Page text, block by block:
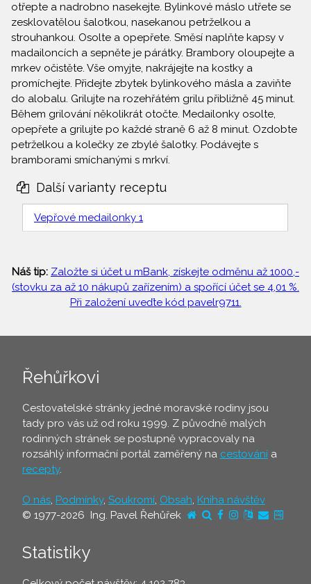
otřepte a nadrobno nasekejte. Bylinkové máslo utřete se
zesklovatělou šalotkou, nasekanou petrželkou a
strouhankou. Osolte a opepřete. Směsí naplňte kapsy v
madailoncích a sepněte je párátky. Brambory oloupejte a
mrkev očistěte. Vše omyjte, nakrájejte na kostky a
promíchejte. Přidejte zbytek bylinkového másla a zaviňte
do alobalu. Grilujte na rozehřátém grilu přibližně 45 minut.
Během grilování několikrát otočte. Medailonky osolte,
opepřete a grilujte po každé straně 6 až 8 minut. Ozdobte
petrželkou a kolečky ze zbylé šalotky. Podávejte s
bramborami smíchanými s mrkví.
Další varianty receptu
Vepřové medailonky 1
Náš tip: Založte si účet u mBank, získejte odměnu až 1000,-
(stovku za až 10 nákupů zařízením) a spořící účet se 4,01 %.
Při založení uveďte kód pavelr9711.
Řehůřkovi
Cestovatelské stránky jedné moravské rodiny jsou
tady pro vás už od roku 1999. Z původně malých
rodinných stránek se postupně vypracovaly na
rozsáhlý informační portál zaměřený na cestování a
recepty.
O nás, Podmínky, Soukromí, Obsah, Kniha návštěv
© 1977-2026 Ing. Pavel Řehůřek
Statistiky